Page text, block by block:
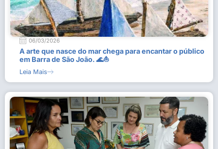
06/03/2026
A arte que nasce do mar chega para encantar o público
em Barra de São João. 🌊⛵
Leia Mais